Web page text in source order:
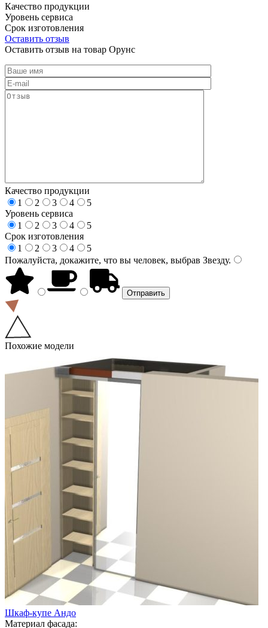
Качество продукции
Уровень сервиса
Срок изготовления
Оставить отзыв
Оставить отзыв на товар Орунс
Качество продукции
1
2 3 4
5
Уровень сервиса
1
2 3 4
5
Срок изготовления
1
2 3 4
5
Пожалуйста, докажите, что вы человек, выбрав Звезду.
Похожие модели
Шкаф-купе Андо
Материал фасада: